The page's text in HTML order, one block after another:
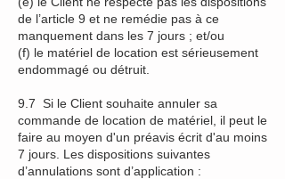
de l’article 9 et ne remédie pas à ce
manquement dans les 7 jours ; et/ou
(f) le matériel de location est sérieusement
endommagé ou détruit.
9.7 Si le Client souhaite annuler sa
commande de location de matériel, il peut le
faire au moyen d'un préavis écrit d'au moins
7 jours. Les dispositions suivantes
d’annulations sont d’application :